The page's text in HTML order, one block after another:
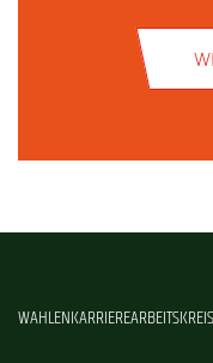
WAHLENKARRIERE